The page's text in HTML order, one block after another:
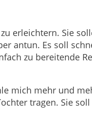
erleichtern. Sie
antun. Es soll
zu bereitende
mich mehr und
tragen. Sie